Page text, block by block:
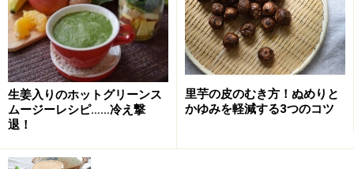
■菊花かぶの甘酢漬けの作り方
1
かぶを菊花切りにする
かぶは茎元を切り落として皮をむきます。
茎元のあった面を下にし、上下に割り箸を置きます。割
り箸に当たるところで、刃が止まるよう、端から細かい
生姜入りのホットグリーンス
ムージーレシピ……冷え撃
退！
里芋の皮のむき方！ぬめりと
かゆみを軽減する3つのコツ